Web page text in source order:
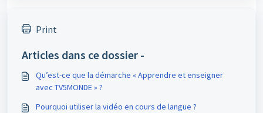
Print
Articles dans ce dossier -
Qu’est-ce que la démarche « Apprendre et enseigner
avec TV5MONDE » ?
Pourquoi utiliser la vidéo en cours de langue ?